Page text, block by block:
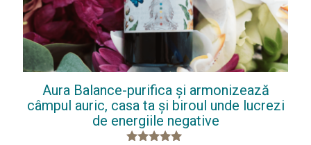
Aura Balance-purifica și armonizează
câmpul auric, casa ta și biroul unde lucrezi
de energiile negative